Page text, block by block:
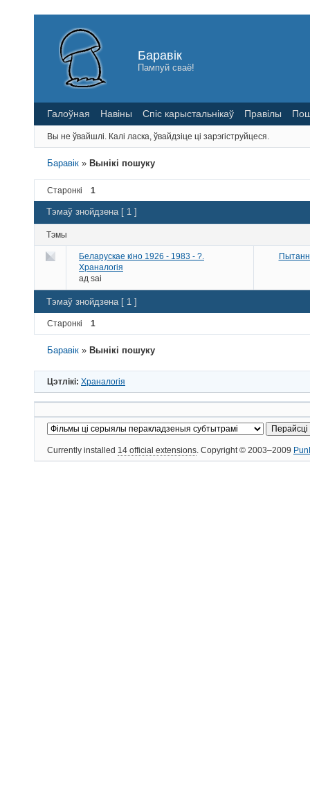
Баравік
Пампуй сваё!
Галоўная Навіны Спіс карыстальнікаў Правілы
Вы не ўвайшлі. Калі ласка, ўвайдзіце ці зарэгіструйцеся.
Баравік » Вынікі пошуку
Старонкі 1
Тэмаў знойдзена [ 1 ]
Тэмы
Беларускае кіно 1926 - 1983 - ?.
Храналогія
ад sai
Тэмаў знойдзена [ 1 ]
Старонкі 1
Баравік » Вынікі пошуку
Цэтлікі: Храналогія
Currently installed 14 official extensions. Copyright © 2003–2009